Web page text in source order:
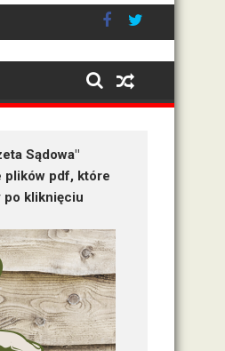
Po wystąpieniach
Sądowa"
plików pdf, które
po kliknięciu